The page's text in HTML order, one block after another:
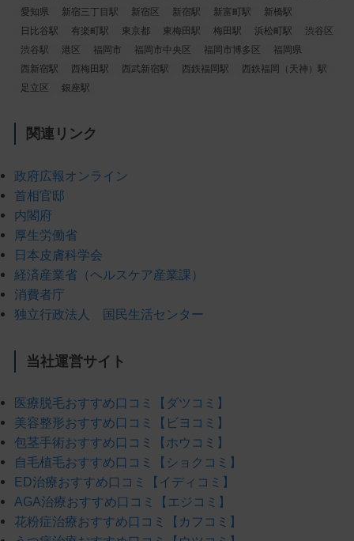
愛知県
新宿三丁目駅 新宿区 新宿駅 新富町駅
新橋駅
日比谷駅
有楽町駅 東京都 東梅田駅 梅田駅 浜松町駅
渋谷区
渋谷駅
港区 福岡市 福岡市中央区 福岡市博多区
福岡県
西新宿駅
西梅田駅 西武新宿駅 西鉄福岡駅
西鉄福岡（天神）駅
足立区
銀座駅
関連リンク
政府広報オンライン
首相官邸
内閣府
厚生労働省
日本皮膚科学会
経済産業省（ヘルスケア産業課）
消費者庁
独立行政法人 国民生活センター
当社運営サイト
医療脱毛おすすめ口コミ【ダツコミ】
美容整形おすすめ口コミ【ビヨコミ】
包茎手術おすすめ口コミ【ホウコミ】
自毛植毛おすすめ口コミ【ショクコミ】
ED治療おすすめ口コミ【イディコミ】
AGA治療おすすめ口コミ【エジコミ】
花粉症治療おすすめ口コミ【カフコミ】